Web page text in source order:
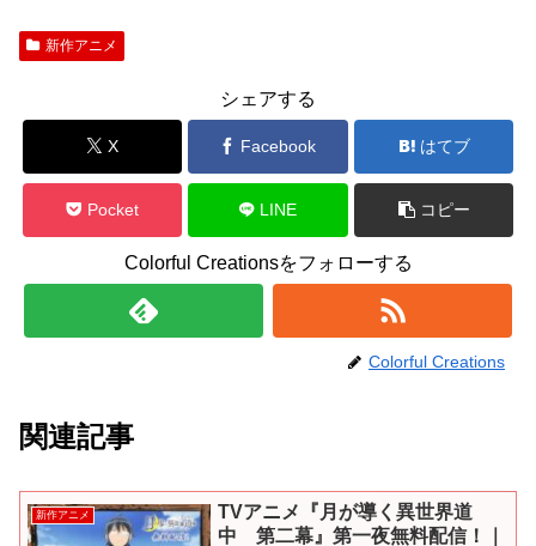
新作アニメ
シェアする
X Facebook はてブ
Pocket LINE コピー
Colorful Creationsをフォローする
Colorful Creations
関連記事
新作アニメ
TVアニメ『月が導く異世界道
中 第二幕』第一夜無料配信！｜